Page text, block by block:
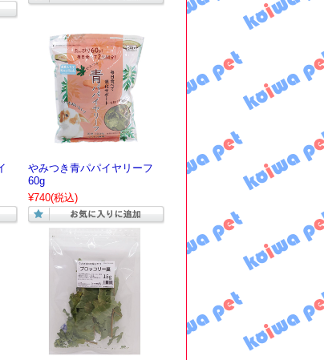
やみつき青パパイヤリーフ
60g
¥740(税込)